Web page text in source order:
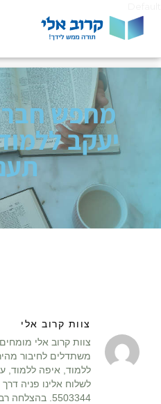
מחפש
יעקב
צוות קרוב אלי
צוות קרוב אלי
משתדלים לחיבור
ללמוד, איפה ללמוד,
5503344. בהצלחה רבה!